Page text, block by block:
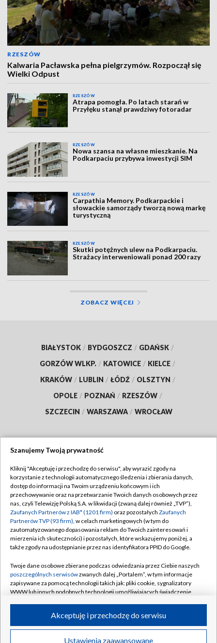
RZESZÓW
Kalwaria Pacławska pełna pielgrzymów. Rozpoczął się
Wielki Odpust
RZESZÓW
Atrapa pomogła. Po latach starań w
Przyłęku stanął prawdziwy fotoradar
RZESZÓW
Nowa szansa na własne mieszkanie. Na
Podkarpaciu przybywa inwestycji SIM
RZESZÓW
Carpathia Memory. Podkarpackie i
słowackie samorządy tworzą nową markę
turystyczną
RZESZÓW
Skutki potężnych ulew na Podkarpaciu.
Strażacy interweniowali ponad 200 razy
ZOBACZ WIĘCEJ
BIAŁYSTOK / BYDGOSZCZ / GDAŃSK /
GORZÓW WLKP. / KATOWICE / KIELCE /
KRAKÓW / LUBLIN / ŁÓDŹ / OLSZTYN /
OPOLE / POZNAŃ / RZESZÓW /
SZCZECIN / WARSZAWA / WROCŁAW
TVP
Abonament TVP
Emisja w TVP
Centrum informacji TVP
Naziemna Telewizja Cyfrowa
Rada Programowa
System NOS
Informacje o nadawcy
Program dla prasy
Regulamin TVP
Polityka prywatności
Moje zgody
Pomoc
Kontakt
Kanały
©2026 Telewizja Polska S.A. w likwidacji
Szanujemy Twoją prywatność
Kliknij "Akceptuję i przechodzę do serwisu", aby wyrazić zgody na
korzystanie z technologii automatycznego śledzenia i zbierania danych,
dostęp do informacji na Twoim urządzeniu końcowym i ich
przechowywanie oraz na przetwarzanie Twoich danych osobowych przez
nas, czyli Telewizję Polską S.A. w likwidacji (zwaną dalej również „TVP”),
Zaufanych Partnerów z IAB* (1201 firm) oraz pozostałych Zaufanych
Partnerów TVP (93 firm), w celach marketingowych (w tym do
zautomatyzowanego dopasowania reklam do Twoich zainteresowań i
mierzenia ich skuteczności) i pozostałych, które wskazujemy poniżej, a
także zgody na udostępnianie przez nas identyfikatora PPID do Google.
Twoje dane osobowe zbierane podczas odwiedzania przez Ciebie naszych
poszczególnych serwisówzwanych dalej „Portalem”, w tym informacje
zapisywane za pomocą technologii takich jak: pliki cookie, sygnalizatory
WWW lub innych podobnych technologii umożliwiających świadczenie
ruchu w Internecie.
Twoje dane osobowe zbierane podczas odwiedzania przez Ciebie
Ustawienia zaawansowane
Akceptuję i przechodzę do serwisu